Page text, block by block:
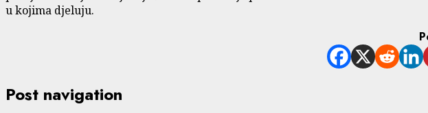
u kojima djeluju.
Post navigation